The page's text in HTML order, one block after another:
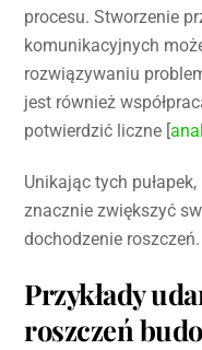
procesu. Stworzenie
komunikacyjnych
rozwiązywaniu
jest również
potwierdzić liczne [
Unikając tych
znacznie zwiększyć
dochodzenie roszczeń.
Przykłady
roszczeń